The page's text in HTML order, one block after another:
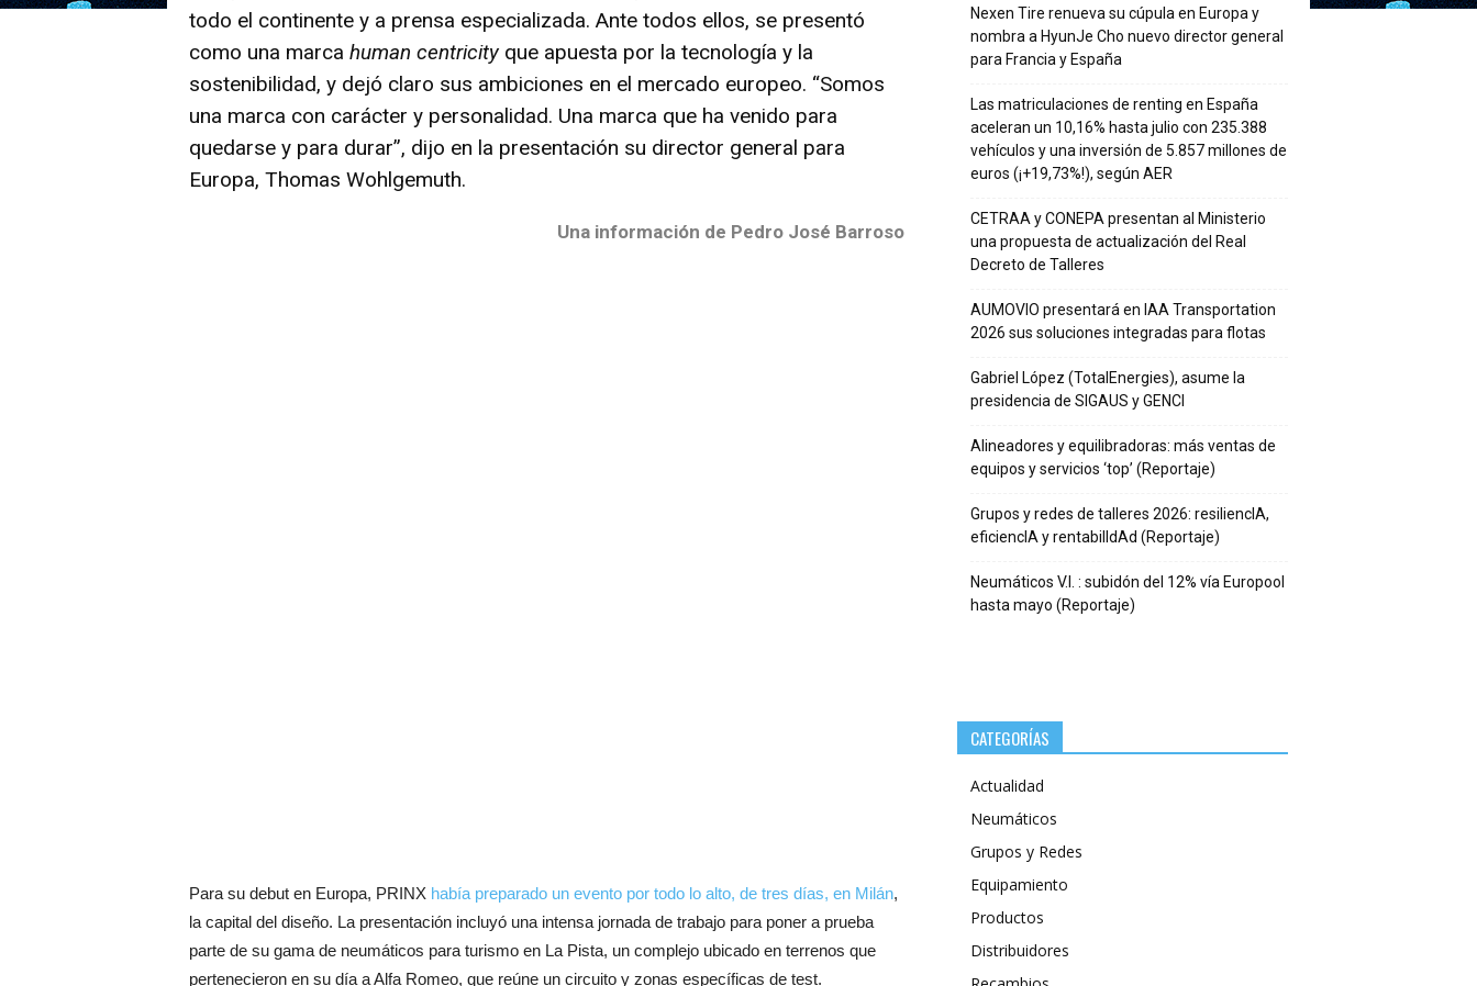
todo el continente y a prensa especializada. Ante todos ellos, se presentó
como una marca human centricity que apuesta por la tecnología y la
sostenibilidad, y dejó claro sus ambiciones en el mercado europeo. “Somos
una marca con carácter y personalidad. Una marca que ha venido para
quedarse y para durar”, dijo en la presentación su director general para
Europa, Thomas Wohlgemuth.
Una información de Pedro José Barroso
Para su debut en Europa, PRINX había preparado un evento por todo lo alto, de tres días, en Milán,
la capital del diseño. La presentación incluyó una intensa jornada de trabajo para poner a prueba
parte de su gama de neumáticos para turismo en La Pista, un complejo ubicado en terrenos que
pertenecieron en su día a Alfa Romeo, que reúne un circuito y zonas específicas de test.
Nexen Tire renueva su cúpula en Europa y
nombra a HyunJe Cho nuevo director general
para Francia y España
Las matriculaciones de renting en España
aceleran un 10,16% hasta julio con 235.388
vehículos y una inversión de 5.857 millones de
euros (¡+19,73%!), según AER
CETRAA y CONEPA presentan al Ministerio
una propuesta de actualización del Real
Decreto de Talleres
AUMOVIO presentará en IAA Transportation
2026 sus soluciones integradas para flotas
Gabriel López (TotalEnergies), asume la
presidencia de SIGAUS y GENCI
Alineadores y equilibradoras: más ventas de
equipos y servicios ‘top’ (Reportaje)
Grupos y redes de talleres 2026: resiliencIA,
eficiencIA y rentabilIdAd (Reportaje)
Neumáticos V.I. : subidón del 12% vía Europool
hasta mayo (Reportaje)
CATEGORÍAS
Actualidad
Neumáticos
Grupos y Redes
Equipamiento
Productos
Distribuidores